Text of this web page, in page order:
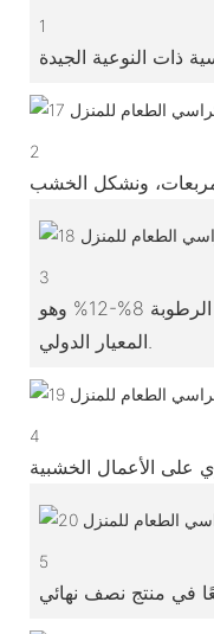
1
ذات النوعية الجيدة
2
ونشكل الخشب
3
يتم تجفيف الخشب ليصبح محتوى الرطوبة 8%-12% وهو
4
على الأعمال الخشبية
5
في منتج نصف نهائي